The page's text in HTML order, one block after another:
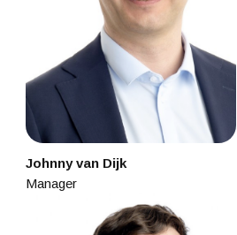
Johnny van Dijk
Manager